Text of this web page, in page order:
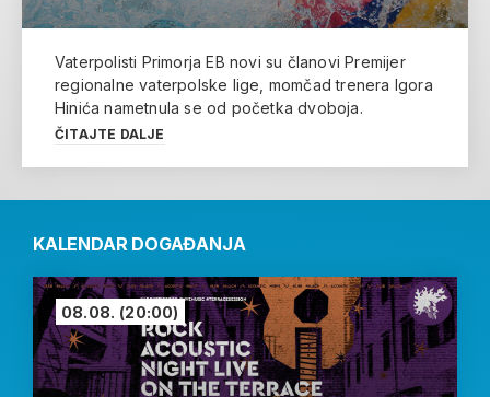
Vaterpolisti Primorja EB novi su članovi Premijer
regionalne vaterpolske lige, momčad trenera Igora
Hinića nametnula se od početka dvoboja.
ČITAJTE DALJE
KALENDAR DOGAĐANJA
08.08. (20:00)